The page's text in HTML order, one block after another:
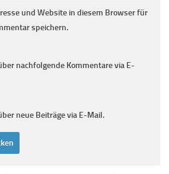
und Website in diesem Browser für
speichern.
nachfolgende Kommentare via E-
neue Beiträge via E-Mail.